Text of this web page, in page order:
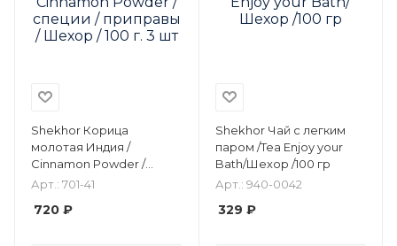
Shekhor Корица
молотая Индия /
Cinnamon Powder /
специи / приправы /
Арт.: 701-41
720 ₽
Shekhor Чай c легким
паром /Tea Enjoy your
Bath/Шехор /100 гр
Арт.: 940-0042
329 ₽